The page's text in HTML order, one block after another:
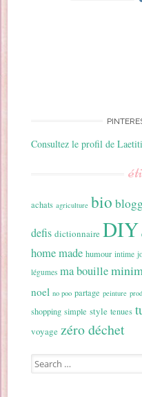
Consultez le profil de
achats agriculture bio
defis dictionnaire DIY
home made humour intime
légumes ma bouille
noel no poo partage peinture
shopping simple style tenues
voyage zéro déchet
Search for: